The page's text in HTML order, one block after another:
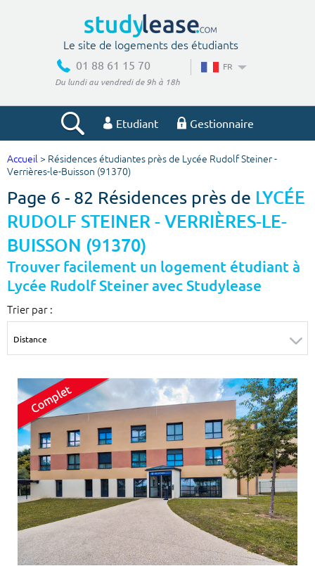
Le site de logements des étudiants
01 88 61 15 70
Du lundi au vendredi de 9h à 18h
FR
Etudiant Gestionnaire
Votre recherche
Ville, école
Budget min
€
Budget max
m² m²
Type de location
Colocation
Votre date d'entrée
Chercher
Accueil > Résidences étudiantes près de Lycée Rudolf Steiner -
Verrières-le-Buisson (91370)
Page 6 - 82 Résidences près de LYCÉE
RUDOLF STEINER - VERRIÈRES-LE-
BUISSON (91370)
Trouver facilement un logement étudiant à
Lycée Rudolf Steiner avec Studylease
Trier par :